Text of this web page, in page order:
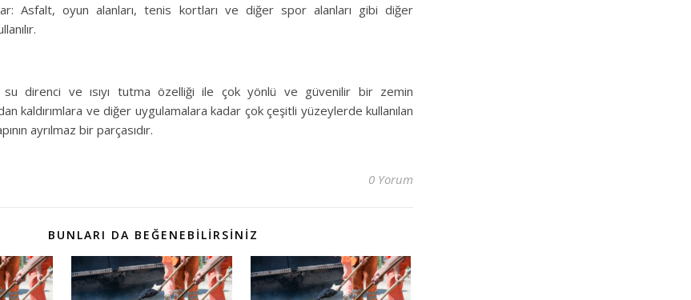
Asfalt, oyun alanları, tenis kortları ve diğer spor alanları gibi diğer
su direnci ve ısıyı tutma özelliği ile çok yönlü ve güvenilir bir zemin
kaldırımlara ve diğer uygulamalara kadar çok çeşitli yüzeylerde kullanılan
ayrılmaz bir parçasıdır.
0 Yorum
BUNLARI DA BEĞENEBILIRSINIZ